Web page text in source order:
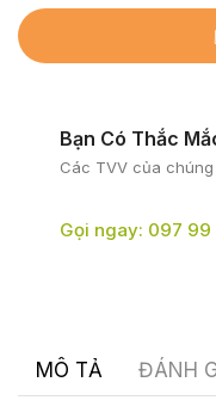
Bạn Có Thắc
Các TVV của chúng
Gọi ngay: 097 99
MÔ TẢ ĐÁNH